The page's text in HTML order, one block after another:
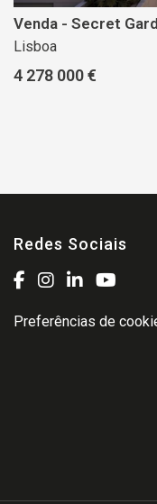
Venda - Secret
Lisboa
4 278 000 €
Redes Sociais
Preferências de